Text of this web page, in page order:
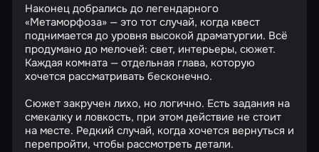
Наконец добрались до легендарного
«Метаморфоза» — это тот случай, когда квест
поднимается до уровня высокой драматургии. Всё
продумано до мелочей: свет, интерьеры, сюжет.
Каждая комната — отдельная глава, которую
хочется рассматривать бесконечно.
Сюжет закручен лихо, но логично. Есть задания на
смекалку и ловкость, при этом действие не стоит
на месте. Редкий случай, когда хочется вернуться и
перепройти, чтобы рассмотреть детали.